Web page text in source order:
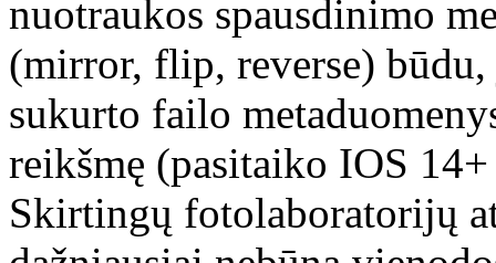
nuotraukos spausdinimo
(mirror, flip, reverse)
sukurto failo
reikšmę (pasitaiko IOS
Skirtingų fotolaboratorijų